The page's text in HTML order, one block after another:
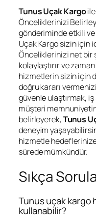
Tunus Uçak Kargoile
Önceliklerinizi
gönderiminde etkili ve
Uçak Kargo sizin için
Önceliklerinizi net bir
kolaylaştırır ve
hizmetlerin sizin için
doğru kararı
güvenle ulaştırmak,
müşteri
belirleyerek,Tunus
deneyim
hizmetle
sürede mümkündür.
Sıkça
Tunus uçak kargo
kullanabilir?